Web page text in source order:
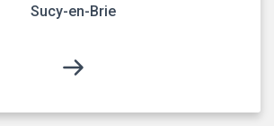
Sucy-en-Brie